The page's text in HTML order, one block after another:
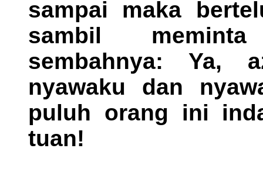
sampai maka
sambil
sembahnya: Ya,
nyawaku dan
puluh orang ini
tuan!